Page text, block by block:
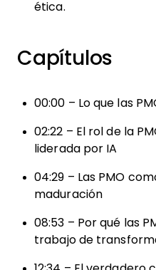
ética.
Capítulos
00:00 – Lo que las
02:22 – El rol de la
liderada por IA
04:29 – Las PMO
maduración
08:53 – Por qué las
trabajo de